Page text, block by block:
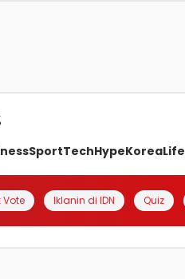
SportTechHypeKoreaLife
Vote Iklanin di IDN Quiz